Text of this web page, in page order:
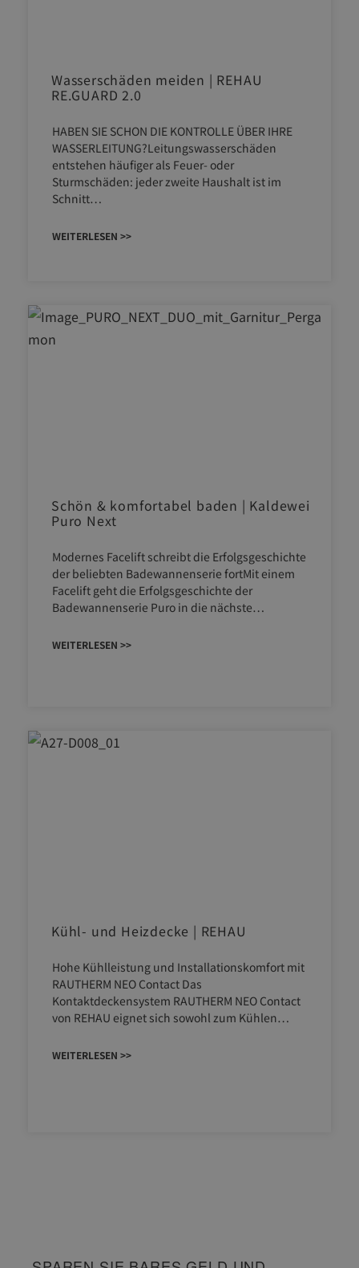
Wasserschäden meiden | REHAU
RE.GUARD 2.0
HABEN SIE SCHON DIE KONTROLLE ÜBER IHRE
WASSERLEITUNG?Leitungswasserschäden
entstehen häufiger als Feuer- oder
Sturmschäden: jeder zweite Haushalt ist im
Schnitt…
WEITERLESEN >>
Schön & komfortabel baden | Kaldewei
Puro Next
Modernes Facelift schreibt die Erfolgsgeschichte
der beliebten Badewannenserie fortMit einem
Facelift geht die Erfolgsgeschichte der
Badewannenserie Puro in die nächste…
WEITERLESEN >>
Kühl- und Heizdecke | REHAU
Hohe Kühlleistung und Installationskomfort mit
RAUTHERM NEO Contact Das
Kontaktdeckensystem RAUTHERM NEO Contact
von REHAU eignet sich sowohl zum Kühlen…
WEITERLESEN >>